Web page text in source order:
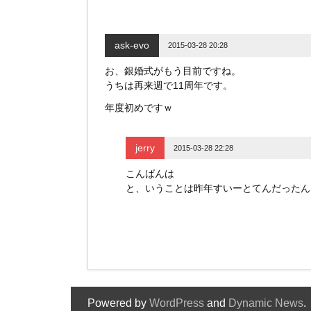
ask-evo 2015-03-28 20:28
お、銀婚式がもう目前ですね。
うちは再来週で11周年です。
年度初めですｗ
jerry 2015-03-28 22:28
こんばんは
と、いうことは昨年すいーとてんだった
Powered by WordPress and Dynamic News.